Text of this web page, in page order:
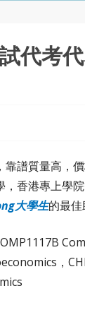
代考
譜質量高，
香港專上學
大學生的最佳
，